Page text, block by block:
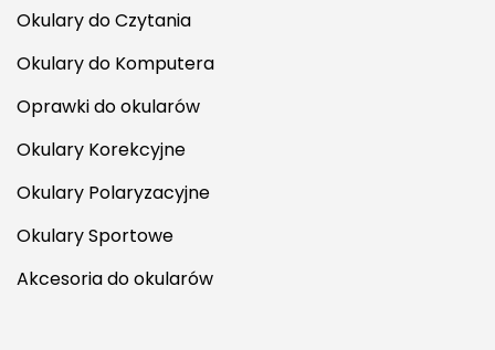
Okulary do Czytania
Okulary do Komputera
Oprawki do okularów
Okulary Korekcyjne
Okulary Polaryzacyjne
Okulary Sportowe
Akcesoria do okularów